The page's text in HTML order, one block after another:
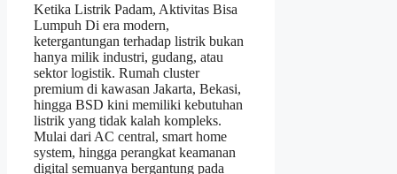
Ketika Listrik Padam, Aktivitas Bisa
Lumpuh Di era modern,
ketergantungan terhadap listrik bukan
hanya milik industri, gudang, atau
sektor logistik. Rumah cluster
premium di kawasan Jakarta, Bekasi,
hingga BSD kini memiliki kebutuhan
listrik yang tidak kalah kompleks.
Mulai dari AC central, smart home
system, hingga perangkat keamanan
digital semuanya bergantung pada